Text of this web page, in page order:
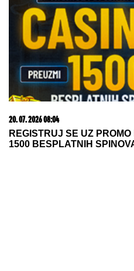
20. 07. 2026 08:04
REGISTRUJ SE UZ
1500 BESPLATNIH